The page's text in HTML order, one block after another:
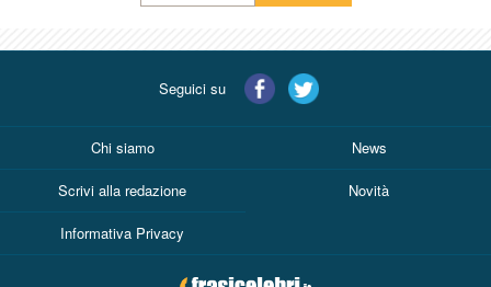
Seguici su
Chi siamo News
Scrivi alla redazione Novità
Informativa Privacy